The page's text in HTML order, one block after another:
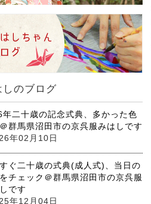
しのブログ
二十歳の記念式典、多かった色
群馬県沼田市の京呉服みはしです
年02月10日
ぐ二十歳の式典(成人式)、当日の
チェック＠群馬県沼田市の京呉服
です
年12月04日